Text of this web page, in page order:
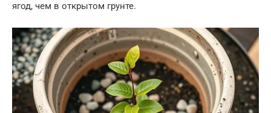
ягод, чем в открытом грунте.